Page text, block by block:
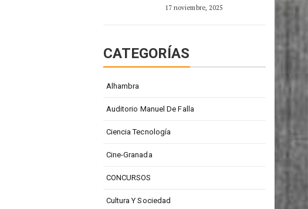
17 noviembre, 2025
CATEGORÍAS
Alhambra
Auditorio Manuel De Falla
Ciencia Tecnología
Cine-Granada
CONCURSOS
Cultura Y Sociedad